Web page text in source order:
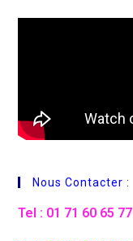
Nous Contacter :
Tel : 01 71 60 65 77